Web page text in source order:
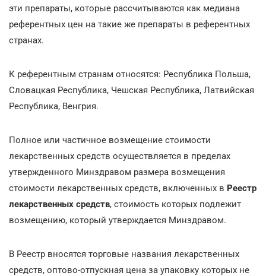
эти препараты, которые рассчитываются как медиана
референтных цен на такие же препараты в референтных
странах.
К референтным странам относятся: Республика Польша,
Словацкая Республика, Чешская Республика, Латвийская
Республика, Венгрия.
Полное или частичное возмещение стоимости
лекарственных средств осуществляется в пределах
утвержденного Минздравом размера возмещения
стоимости лекарственных средств, включенных в Реестр
лекарственных средств, стоимость которых подлежит
возмещению, который утверждается Минздравом.
В Реестр вносятся торговые названия лекарственных
средств, оптово-отпускная цена за упаковку которых не